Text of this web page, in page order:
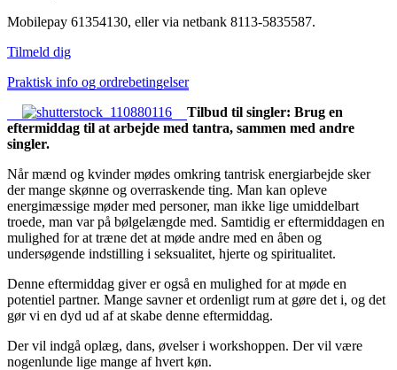
Mobilepay 61354130, eller via netbank 8113-5835587.
Tilmeld dig
Praktisk info og ordrebetingelser
Tilbud til singler: Brug en
eftermiddag til at arbejde med tantra, sammen med andre
singler.
Når mænd og kvinder mødes omkring tantrisk energiarbejde sker
der mange skønne og overraskende ting. Man kan opleve
energimæssige møder med personer, man ikke lige umiddelbart
troede, man var på bølgelængde med. Samtidig er eftermiddagen en
mulighed for at træne det at møde andre med en åben og
undersøgende indstilling i seksualitet, hjerte og spiritualitet.
Denne eftermiddag giver er også en mulighed for at møde en
potentiel partner. Mange savner et ordenligt rum at gøre det i, og det
gør vi en dyd ud af at skabe denne eftermiddag.
Der vil indgå oplæg, dans, øvelser i workshoppen. Der vil være
nogenlunde lige mange af hvert køn.